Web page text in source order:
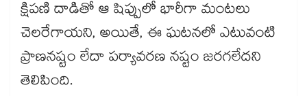
క్షిపణి దాడితో ఆ షిప్పులో భారీగా మంటలు
చెలరేగాయని, అయితే, ఈ ఘటనలో ఎటువంటి
ప్రాణనష్టం లేదా పర్యావరణ నష్టం జరగలేదని
తెలిపింది.